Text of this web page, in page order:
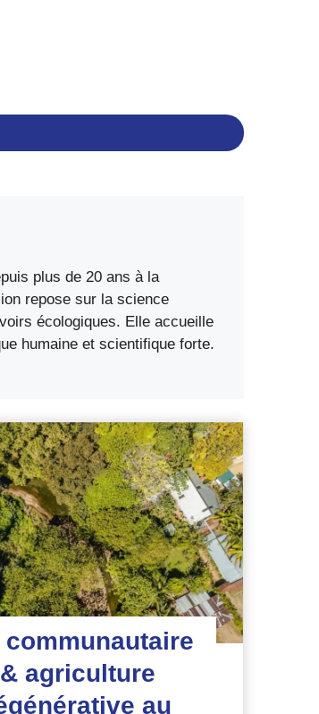
plus de 20 ans à la
repose sur la science
écologiques. Elle accueille
humaine et scientifique forte.
communautaire
& agriculture
au